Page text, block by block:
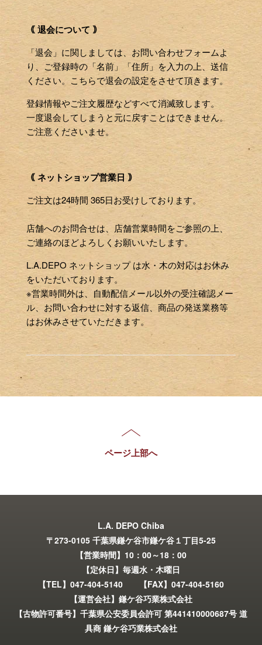
｟ 退会について ｠
「退会」に関しましては、お問い合わせフォームよ
り、ご登録時の「名前」「住所」を入力の上、送信
ください。こちらで退会の設定をさせて頂きます。
登録情報やご注文履歴などすべて消滅致します。
一度退会してしまうと元に戻すことはできません。
ご注意くださいませ。
｟ ネットショップ営業日 ｠
ご注文は24時間 365日お受けしております。
店舗へのお問合せは、店舗営業時間をご参照の上、
ご連絡のほどよろしくお願いいたします。
L.A.DEPO ネットショップ は水・木の対応はお休み
をいただいております。
※営業時間外は、自動配信メール以外の受注確認メー
ル、お問い合わせに対する返信、商品の発送業務等
はお休みさせていただきます。
ページ上部へ
L.A. DEPO Chiba
〒273-0105 千葉県鎌ケ谷市鎌ケ谷１丁目5-25
【営業時間】10：00～18：00
【定休日】毎週水・木曜日
【TEL】047-404-5140 【FAX】047-404-5160
【運営会社】鎌ケ谷巧業株式会社
【古物許可番号】千葉県公安委員会許可 第441410000687号 道
具商 鎌ケ谷巧業株式会社